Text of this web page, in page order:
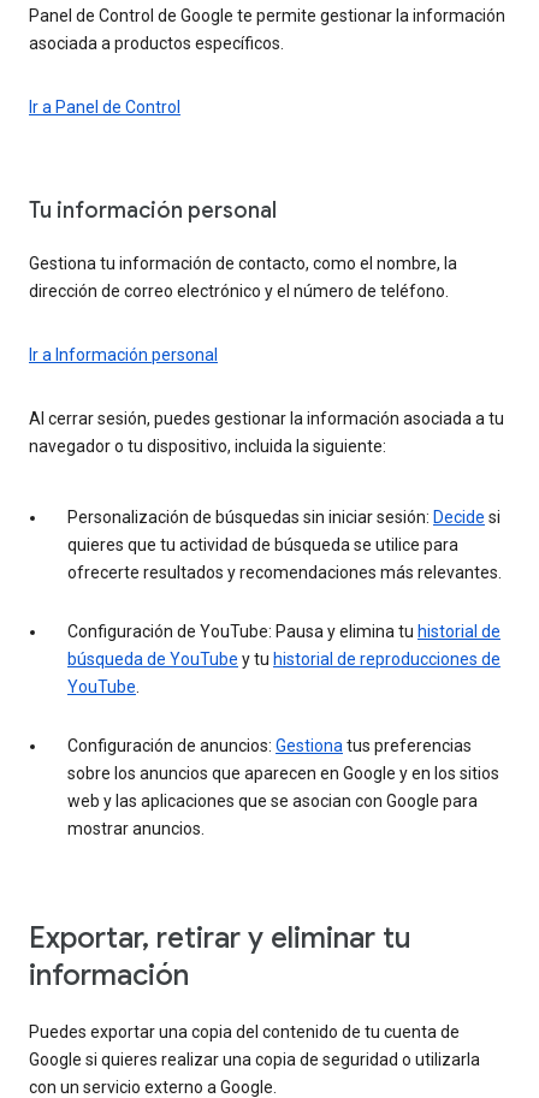
Panel de Control de Google te permite gestionar la información
asociada a productos específicos.
Ir a Panel de Control
Tu información personal
Gestiona tu información de contacto, como el nombre, la
dirección de correo electrónico y el número de teléfono.
Ir a Información personal
Al cerrar sesión, puedes gestionar la información asociada a tu
navegador o tu dispositivo, incluida la siguiente:
Personalización de búsquedas sin iniciar sesión: Decide si
quieres que tu actividad de búsqueda se utilice para
ofrecerte resultados y recomendaciones más relevantes.
Configuración de YouTube: Pausa y elimina tu historial de
búsqueda de YouTube y tu historial de reproducciones de
YouTube
Configuración de anuncios: Gestiona tus preferencias
sobre los anuncios que aparecen en Google y en los sitios
web y las aplicaciones que se asocian con Google para
mostrar anuncios.
Exportar, retirar y eliminar tu
información
Puedes exportar una copia del contenido de tu cuenta de
Google si quieres realizar una copia de seguridad o utilizarla
con un servicio externo a Google.